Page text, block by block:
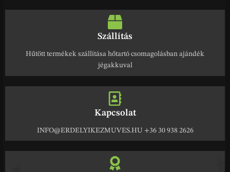
Szállítás
Hűtött termékek szállítása hőtartó csomagolásban ajándék
jégakkuval
Kapcsolat
INFO@ERDELYIKEZMUVES.HU +36 30 938 2626